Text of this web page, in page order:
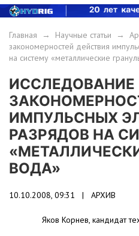
Главная → Научные статьи →
закономерностей действия
на систему «металлические
ИССЛЕДОВАНИЕ
ИМПУЛЬСНЫХ
РАЗРЯДОВ НА
ВОДА»
10.10.2008, 09:31 | АРХИВ
Яков Корнев, кандидат